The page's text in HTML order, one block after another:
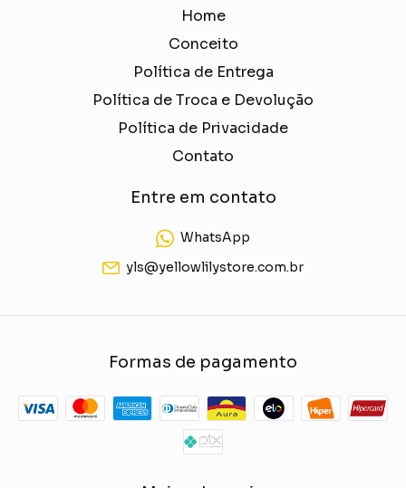
Home
Conceito
Política de Entrega
Política de Troca e Devolução
Política de Privacidade
Contato
Entre em contato
WhatsApp
yls@yellowlilystore.com.br
Formas de pagamento